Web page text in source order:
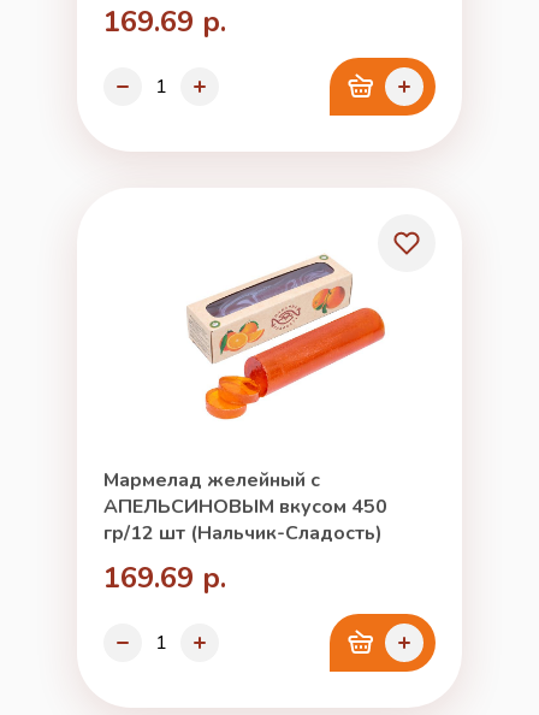
169.69 р.
Мармелад желейный с
АПЕЛЬСИНОВЫМ вкусом 450
гр/12 шт (Нальчик-Сладость)
169.69 р.